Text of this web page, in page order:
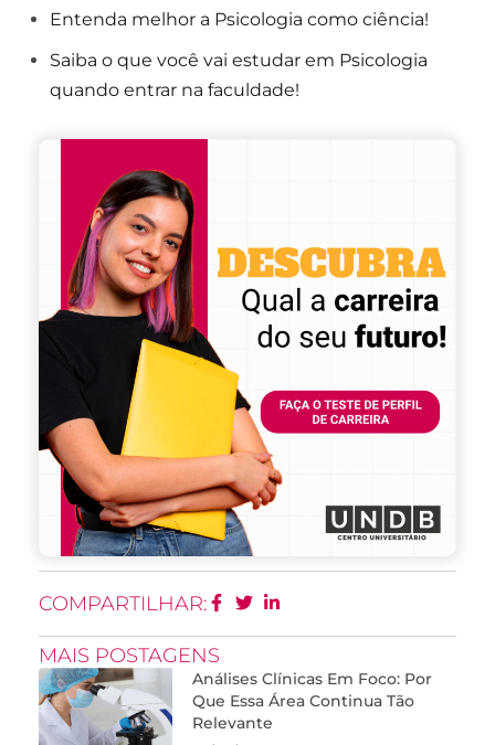
Entenda melhor a Psicologia como ciência!
Saiba o que você vai estudar em Psicologia
quando entrar na faculdade!
COMPARTILHAR:
MAIS POSTAGENS
Análises Clínicas Em Foco: Por
Que Essa Área Continua Tão
Relevante